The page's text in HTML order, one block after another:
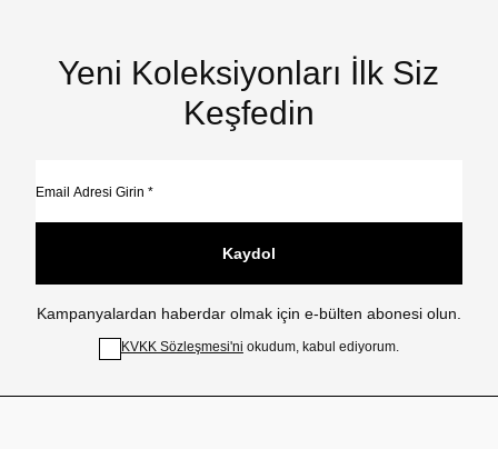
Yeni Koleksiyonları İlk Siz
Keşfedin
Kaydol
Kampanyalardan haberdar olmak için e-bülten abonesi olun.
KVKK Sözleşmesi'ni okudum, kabul ediyorum.